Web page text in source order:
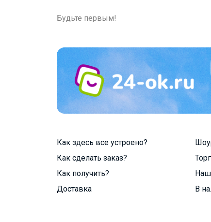
Будьте первым!
Как здесь все устроено?
Как сделать заказ?
Как получить?
Доставка
В